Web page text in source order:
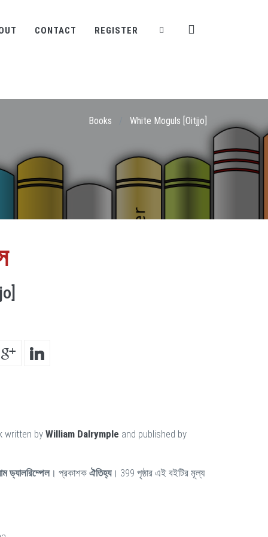
CONTACT REGISTER
Books White Moguls [Oitjjo]
written by William Dalrymple and published by
ড্যালরিম্পেল। প্রকাশক ঐতিহ্য। 399 পৃষ্ঠার এই বইটির মূল্য